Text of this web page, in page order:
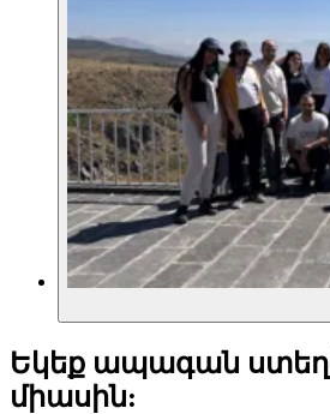
Եկեք ապագան
միասին: